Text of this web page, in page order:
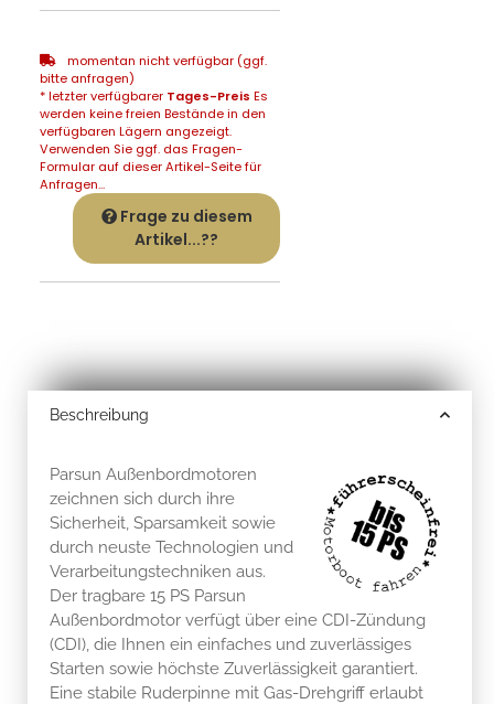
momentan nicht verfügbar (ggf.
bitte anfragen)
* letzter verfügbarer Tages-Preis Es
werden keine freien Bestände in den
verfügbaren Lägern angezeigt.
Verwenden Sie ggf. das Fragen-
Formular auf dieser Artikel-Seite für
Anfragen...
Frage zu diesem
Artikel...??
Beschreibung
Parsun Außenbordmotoren
zeichnen sich durch ihre
Sicherheit, Sparsamkeit sowie
durch neuste Technologien und
Verarbeitungstechniken aus.
Der tragbare 15 PS Parsun
Außenbordmotor verfügt über eine CDI-Zündung
(CDI), die Ihnen ein einfaches und zuverlässiges
Starten sowie höchste Zuverlässigkeit garantiert.
Eine stabile Ruderpinne mit Gas-Drehgriff erlaubt